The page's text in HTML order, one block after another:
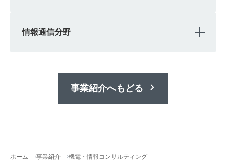
情報通信分野
事業紹介へもどる
ホーム 事業紹介 機電・情報コンサルティング